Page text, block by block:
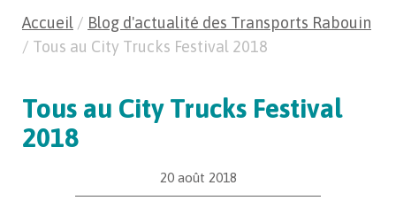
Accueil / Blog d'actualité des Transports Rabouin
/ Tous au City Trucks Festival 2018
Tous au City Trucks Festival
2018
20 août 2018